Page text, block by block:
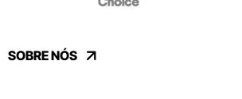
SOBRE NÓS